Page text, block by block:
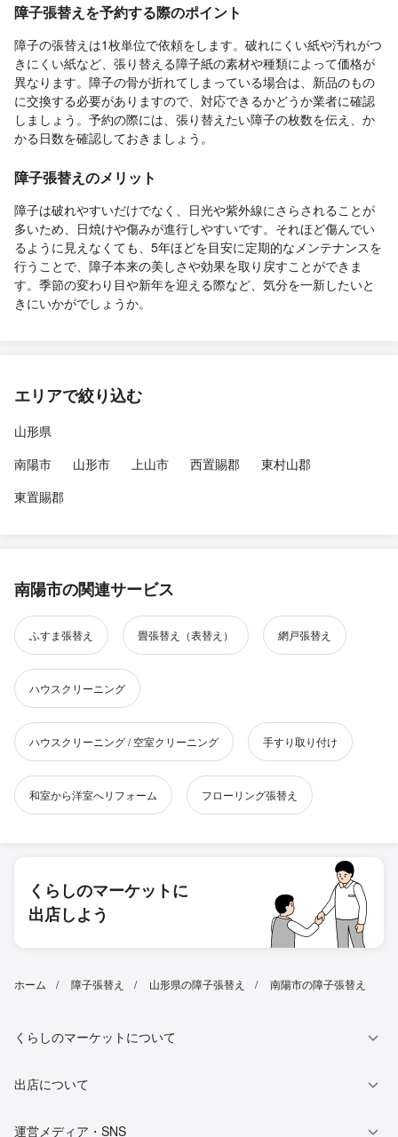
障子張替えを予約する際のポイント
障子の張替えは1枚単位で依頼をします。破れにくい紙や汚れがつ
きにくい紙など、張り替える障子紙の素材や種類によって価格が
異なります。障子の骨が折れてしまっている場合は、新品のもの
に交換する必要がありますので、対応できるかどうか業者に確認
しましょう。予約の際には、張り替えたい障子の枚数を伝え、か
かる日数を確認しておきましょう。
障子張替えのメリット
障子は破れやすいだけでなく、日光や紫外線にさらされることが
多いため、日焼けや傷みが進行しやすいです。それほど傷んでい
るように見えなくても、5年ほどを目安に定期的なメンテナンスを
行うことで、障子本来の美しさや効果を取り戻すことができま
す。季節の変わり目や新年を迎える際など、気分を一新したいと
きにいかがでしょうか。
エリアで絞り込む
山形県
南陽市
山形市 上山市 西置賜郡
東村山郡
東置賜郡
南陽市の関連サービス
ふすま張替え 畳張替え（表替え） 網戸張替え
ハウスクリーニング
ハウスクリーニング / 空室クリーニング 手すり取り付け
和室から洋室へリフォーム フローリング張替え
くらしのマーケットに
出店しよう
ホーム 障子張替え 山形県の障子張替え 南陽市の障子張替え
くらしのマーケットについて
出店について
運営メディア・SNS